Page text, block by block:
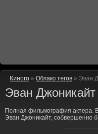
Киного » Облако тегов » Эван
Эван Джоникайт
Полная фильмография актера.
Эван Джоникайт, собвершенно